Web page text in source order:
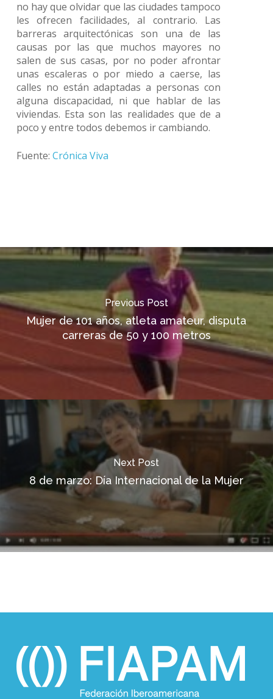
no hay que olvidar que las ciudades tampoco
les ofrecen facilidades, al contrario. Las
barreras arquitectónicas son una de las
causas por las que muchos mayores no
salen de sus casas, por no poder afrontar
unas escaleras o por miedo a caerse, las
calles no están adaptadas a personas con
alguna discapacidad, ni que hablar de las
viviendas. Esta son las realidades que de a
poco y entre todos debemos ir cambiando.
Fuente: Crónica Viva
Previous Post
Mujer de 101 años, atleta amateur, disputa
carreras de 50 y 100 metros
Next Post
8 de marzo: Día Internacional de la Mujer